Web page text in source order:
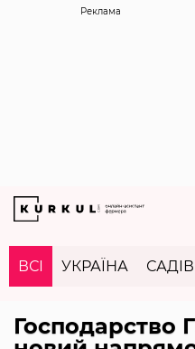
Реклама
ВСІ УКРАЇНА
Господарство